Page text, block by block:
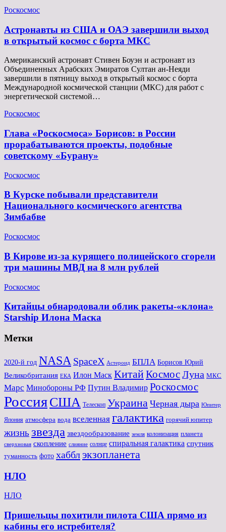
Роскосмос
Астронавты из США и ОАЭ завершили выход
в открытый космос с борта МКС
Американский астронавт Стивен Боуэн и астронавт из
Объединенных Арабских Эмиратов Султан ан-Неяди
завершили в пятницу выход в открытый космос с борта
Международной космической станции (МКС) для работ с
энергетической системой…
Роскосмос
Глава «Роскосмоса» Борисов: в России
прорабатываются проекты, подобные
советскому «Бурану»
Роскосмос
В Курске побывали представители
Национального космического агентства
Зимбабве
Роскосмос
В Кирове из-за курящего полицейского сгорели
три машины МВД на 8 млн рублей
Роскосмос
Китайцы обнародовали облик ракеты-«клона»
Starship Илона Маска
Метки
2020-й год NASA SpaceX Астероид БПЛА Борисов Юрий
Великобритания ЕКА Илон Маск КитайКосмосЛуна МКС
Марс Минoбороны РФ Путин Владимир Роскосмос
РоссияСША Телескоп Украина Черная дыра Юпитер
Япония атмосфера вода вселенная галактика горячий юпитер
жизнь звезда звездообразование земля колонизация планета
сверхновая скопление слияние солнце спиральная галактика спутник
туманность фото хаббл экзопланета
НЛО
НЛО
Пришельцы похитили пилота США прямо из
кабины его истребителя?